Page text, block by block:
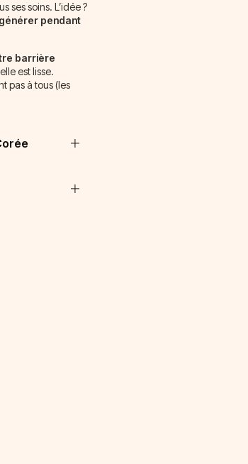
ses soins. L’idée ?
pendant
barrière
est lisse.
pas à tous (les